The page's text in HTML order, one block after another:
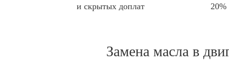
и скрытых доплат
20%
Замена масла в